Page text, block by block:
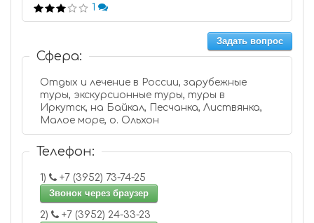
1
Задать вопрос
Сфера:
Отдых и лечение в России, зарубежные
туры, экскурсионные туры, туры в
Иркутск, на Байкал, Песчанка, Листвянка,
Малое море, о. Ольхон
Телефон:
1)
+7 (3952) 73-74-25
Звонок через браузер
2)
+7 (3952) 24-33-23